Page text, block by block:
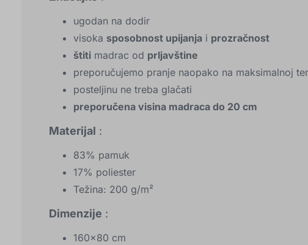
ugodan na dodir
visoka sposobnost upijanja i prozračnost
štiti madrac od prljavštine
preporučujemo pranje naopako na maksimalnoj
posteljinu ne treba glačati
preporučena visina madraca do 20 cm
Materijal :
83% pamuk
17% poliester
Težina: 200 g/m²
Dimenzije :
160x80 cm